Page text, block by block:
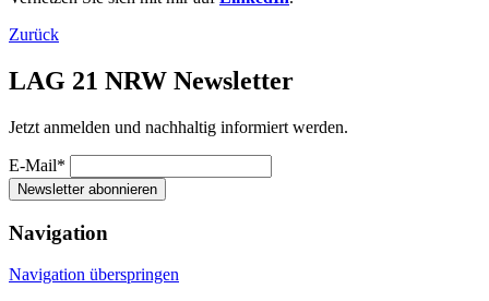
Zurück
LAG 21 NRW Newsletter
Jetzt anmelden und nachhaltig informiert werden.
E-Mail*
Newsletter abonnieren
Navigation
Navigation überspringen